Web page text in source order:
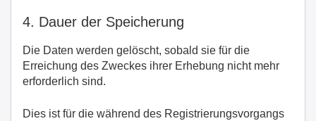
4. Dauer der Speicherung
Die Daten werden gelöscht, sobald sie für die
Erreichung des Zweckes ihrer Erhebung nicht mehr
erforderlich sind.
Dies ist für die während des Registrierungsvorgangs